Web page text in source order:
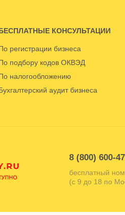
КОНСУЛЬТАЦИИ
регистрации бизнеса
подбору кодов ОКВЭД
налогообложению
аудит бизнеса
8 (800) 600-
бесплатный
(с 9 до 18 по